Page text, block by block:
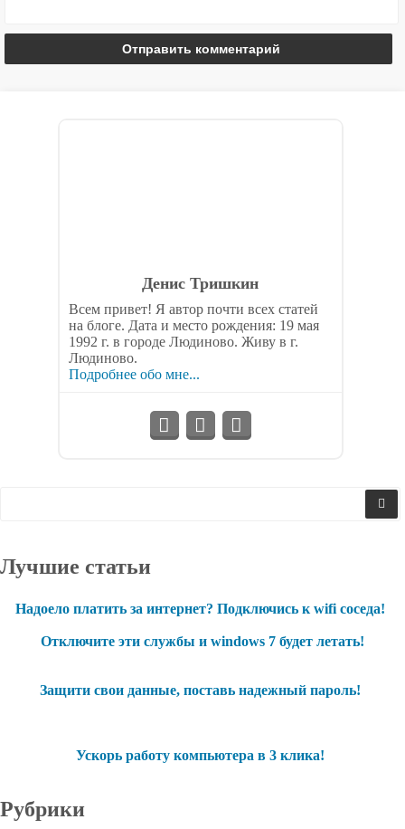
Денис Тришкин
Всем привет! Я автор почти всех статей
на блоге. Дата и место рождения: 19 мая
1992 г. в городе Людиново. Живу в г.
Людиново.
Подробнее обо мне...
Лучшие статьи
Надоело платить за интернет? Подключись к wifi соседа!
Отключите эти службы и windows 7 будет летать!
Защити свои данные, поставь надежный пароль!
Ускорь работу компьютера в 3 клика!
Рубрики